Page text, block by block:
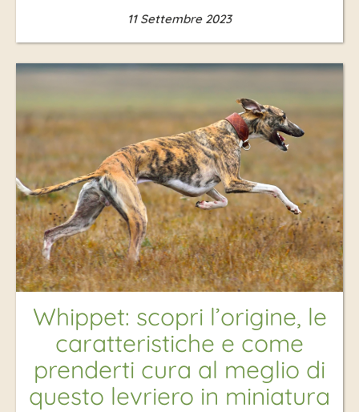
11 Settembre 2023
Whippet: scopri l’origine, le
caratteristiche e come
prenderti cura al meglio di
questo levriero in miniatura